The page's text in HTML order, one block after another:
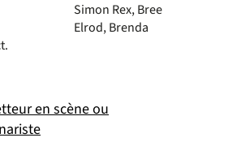
Simon Rex, Bree
Elrod, Brenda
en scène ou